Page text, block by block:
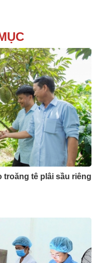
troăng tê plâi sầu riêng